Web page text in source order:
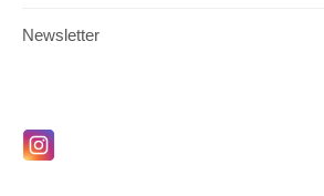
Newsletter